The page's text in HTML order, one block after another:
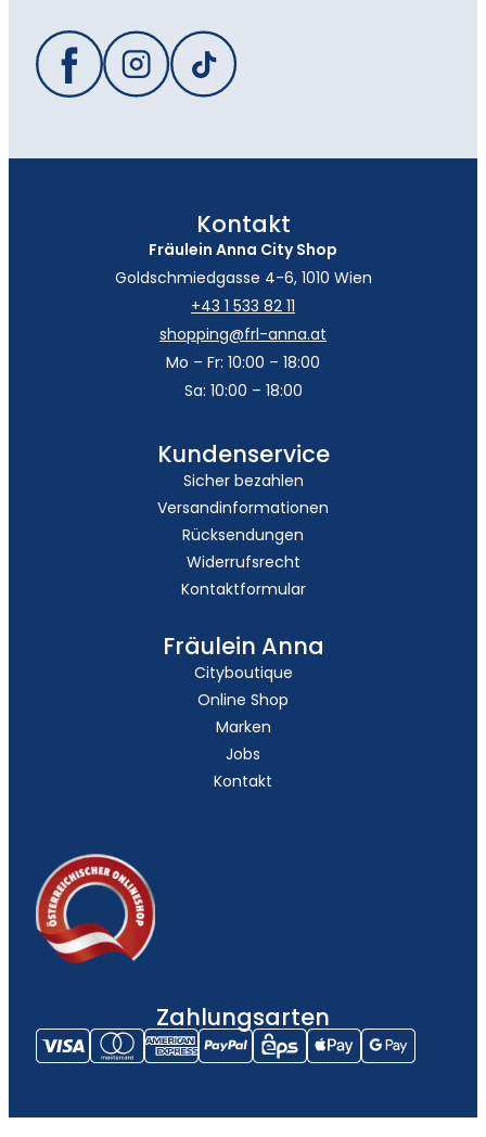
Kontakt
Fräulein Anna City Shop
Goldschmiedgasse 4-6, 1010 Wien
+43 1 533 82 11
shopping@frl-anna.at
Mo – Fr: 10:00 – 18:00
Sa: 10:00 – 18:00
Kundenservice
Sicher bezahlen
Versandinformationen
Rücksendungen
Widerrufsrecht
Kontaktformular
Fräulein Anna
Cityboutique
Online Shop
Marken
Jobs
Kontakt
Zahlungsarten